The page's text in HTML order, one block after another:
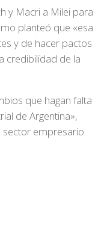
y Macri a Milei para
planteó que «esa
y de hacer pactos
credibilidad de la
que hagan falta
de Argentina»,
sector empresario.